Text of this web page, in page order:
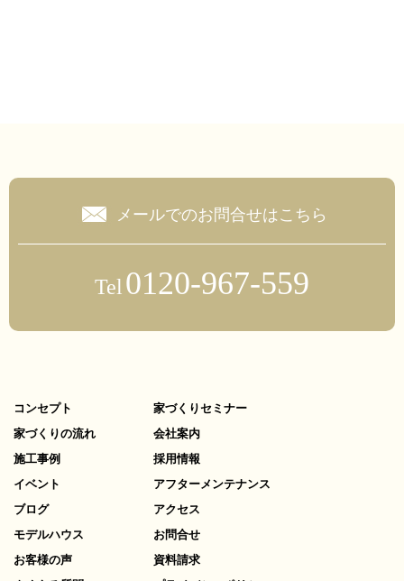
メールでのお問合せはこちら
Tel0120-967-559
コンセプト
家づくりの流れ
施工事例
イベント
ブログ
モデルハウス
お客様の声
家づくりセミナー
会社案内
採用情報
アフターメンテナンス
アクセス
お問合せ
資料請求